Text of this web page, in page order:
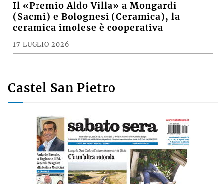
Il «Premio Aldo Villa» a Mongardi
(Sacmi) e Bolognesi (Ceramica), la
ceramica imolese è cooperativa
17 LUGLIO 2026
Castel San Pietro